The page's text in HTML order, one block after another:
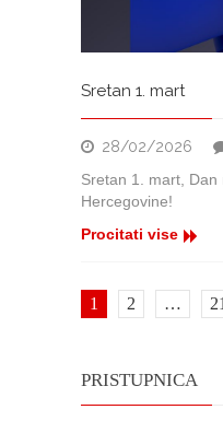
Sretan 1. mart
28/02/2026
Sretan 1. mart, Dan
Hercegovine!
Procitati vise
1 2 … 21
PRISTUPNICA